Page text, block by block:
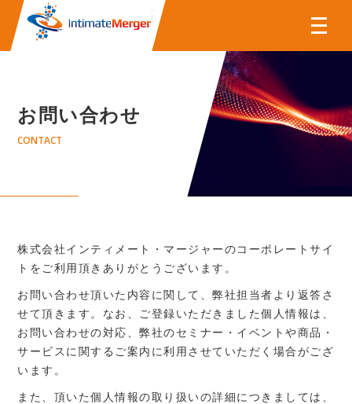
株式会社インティメート・マー
お問い合わせ
CONTACT
株式会社インティメート・マージャーのコーポレートサイ
トをご利用頂きありがとうございます。
お問い合わせ頂いた内容に関して、弊社担当者より返答さ
せて頂きます。なお、ご登録いただきました個人情報は、
お問い合わせの対応、弊社のセミナー・イベントや商品・
サービスに関するご案内に利用させていただく場合がござ
います。
また、頂いた個人情報の取り扱いの詳細につきましては、